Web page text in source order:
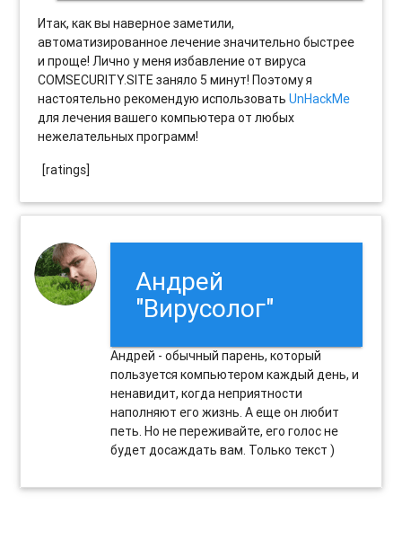
Итак, как вы наверное заметили,
автоматизированное лечение значительно быстрее
и проще! Лично у меня избавление от вируса
COMSECURITY.SITE заняло 5 минут! Поэтому я
настоятельно рекомендую использоватьUnHackMe
для лечения вашего компьютера от любых
нежелательных программ!
[ratings]
Андрей
"Вирусолог"
Андрей - обычный парень, который
пользуется компьютером каждый день, и
ненавидит, когда неприятности
наполняют его жизнь. А еще он любит
петь. Но не переживайте, его голос не
будет досаждать вам. Только текст )